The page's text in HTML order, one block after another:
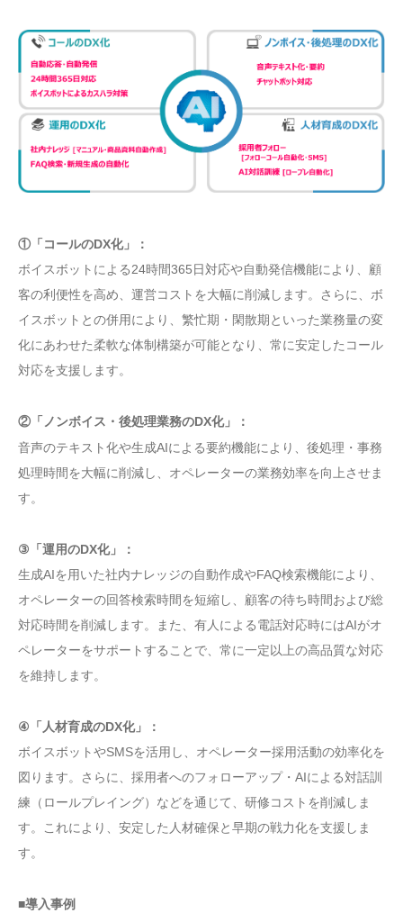
①「コールのDX化」：
ボイスボットによる24時間365日対応や自動発信機能により、顧
客の利便性を高め、運営コストを大幅に削減します。さらに、ボ
イスボットとの併用により、繁忙期・閑散期といった業務量の変
化にあわせた柔軟な体制構築が可能となり、常に安定したコール
対応を支援します。
②「ノンボイス・後処理業務のDX化」：
音声のテキスト化や生成AIによる要約機能により、後処理・事務
処理時間を大幅に削減し、オペレーターの業務効率を向上させま
す。
③「運用のDX化」：
生成AIを用いた社内ナレッジの自動作成やFAQ検索機能により、
オペレーターの回答検索時間を短縮し、顧客の待ち時間および総
対応時間を削減します。また、有人による電話対応時にはAIがオ
ペレーターをサポートすることで、常に一定以上の高品質な対応
を維持します。
④「人材育成のDX化」：
ボイスボットやSMSを活用し、オペレーター採用活動の効率化を
図ります。さらに、採用者へのフォローアップ・AIによる対話訓
練（ロールプレイング）などを通じて、研修コストを削減しま
す。これにより、安定した人材確保と早期の戦力化を支援しま
す。
■導入事例